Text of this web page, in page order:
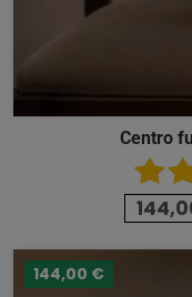
Centro
144,00 €